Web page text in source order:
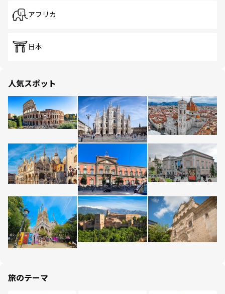
アフリカ
日本
人気スポット
旅のテーマ